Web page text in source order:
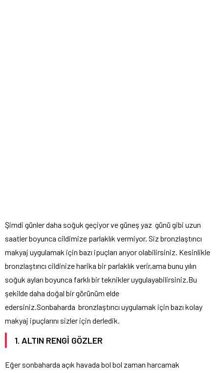
Şimdi günler daha soğuk geçiyor ve güneş yaz günü gibi uzun
saatler boyunca cildimize parlaklık vermiyor. Siz bronzlaştırıcı
makyaj uygulamak için bazı ipuçları arıyor olabilirsiniz. Kesinlikle
bronzlaştırıcı cildinize harika bir parlaklık verir,ama bunu yılın
soğuk ayları boyunca farklı bir teknikler uygulayabilirsiniz.Bu
şekilde daha doğal bir görünüm elde
edersiniz.Sonbaharda bronzlaştırıcı uygulamak için bazı kolay
makyaj ipuçlarını sizler için derledik.
1. ALTIN RENGİ GÖZLER
Eğer sonbaharda açık havada bol bol zaman harcamak